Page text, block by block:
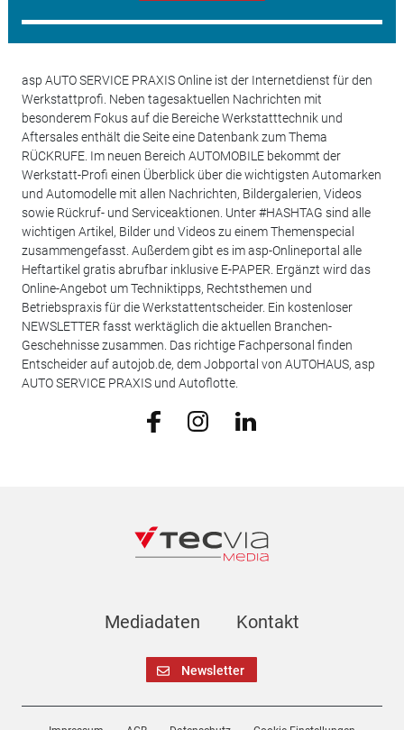
asp AUTO SERVICE PRAXIS Online ist der Internetdienst für den
Werkstattprofi. Neben tagesaktuellen Nachrichten mit
besonderem Fokus auf die Bereiche Werkstatttechnik und
Aftersales enthält die Seite eine Datenbank zum Thema
RÜCKRUFE. Im neuen Bereich AUTOMOBILE bekommt der
Werkstatt-Profi einen Überblick über die wichtigsten Automarken
und Automodelle mit allen Nachrichten, Bildergalerien, Videos
sowie Rückruf- und Serviceaktionen. Unter #HASHTAG sind alle
wichtigen Artikel, Bilder und Videos zu einem Themenspecial
zusammengefasst. Außerdem gibt es im asp-Onlineportal alle
Heftartikel gratis abrufbar inklusive E-PAPER. Ergänzt wird das
Online-Angebot um Techniktipps, Rechtsthemen und
Betriebspraxis für die Werkstattentscheider. Ein kostenloser
NEWSLETTER fasst werktäglich die aktuellen Branchen-
Geschehnisse zusammen. Das richtige Fachpersonal finden
Entscheider auf autojob.de, dem Jobportal von AUTOHAUS, asp
AUTO SERVICE PRAXIS und Autoflotte.
Mediadaten Kontakt
Newsletter